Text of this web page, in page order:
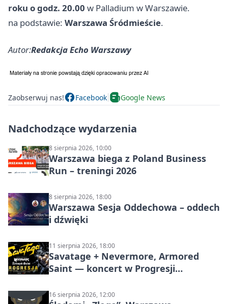
roku o godz. 20.00 w Palladium w Warszawie.
na podstawie: Warszawa Śródmieście.
Autor:Redakcja Echo Warszawy
Zaobserwuj nas! Facebook Google News
Nadchodzące wydarzenia
8 sierpnia 2026, 10:00
Warszawa biega z Poland Business
Run – treningi 2026
8 sierpnia 2026, 18:00
Warszawa Sesja Oddechowa – oddech
i dźwięki
11 sierpnia 2026, 18:00
Savatage + Nevermore, Armored
Saint — koncert w Progresji
16 sierpnia 2026, 12:00